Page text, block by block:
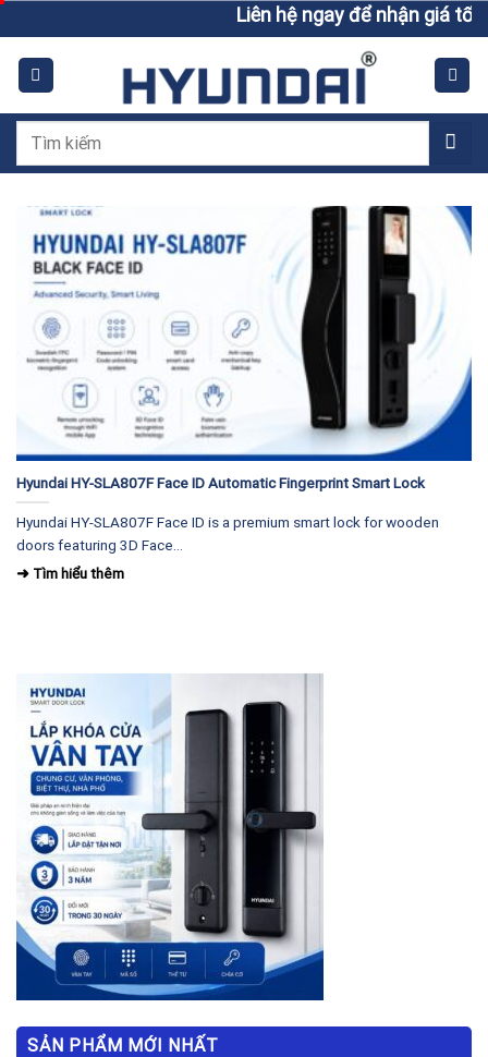
to
content
Liên hệ ngay để nhận giá tốt
Tìm
Hyundai HY-SLA807F Face ID Automatic Fingerprint Smart Lock
Hyundai HY-SLA807F Face ID is a premium smart lock for wooden
doors featuring 3D Face...
SẢN PHẨM MỚI NHẤT